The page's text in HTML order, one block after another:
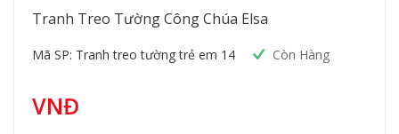
Tranh Treo Tường Công Chúa Elsa
Mã SP: Tranh treo tường trẻ em 14 Còn Hàng
VNĐ